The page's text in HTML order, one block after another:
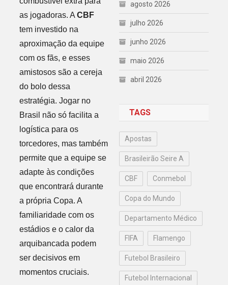
as jogadoras. A CBF
tem investido na
aproximação da equipe
com os fãs, e esses
amistosos são a cereja
do bolo dessa
estratégia. Jogar no
Brasil não só facilita a
logística para os
torcedores, mas também
permite que a equipe se
adapte às condições
que encontrará durante
a própria Copa. A
familiaridade com os
estádios e o calor da
arquibancada podem
ser decisivos em
momentos cruciais.
agosto 2026
julho 2026
junho 2026
maio 2026
abril 2026
TAGS
Apostas
Brasileirão Seire A
CBF Conmebol
Copa do Mundo
Departamento Médico
FIFA Flamengo
Futebol Brasileiro
Futebol Internacional